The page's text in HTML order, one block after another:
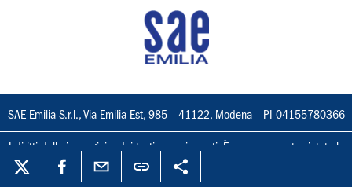
SAE Emilia S.r.l., Via Emilia Est, 985 – 41122, Modena – PI 04155780366
I diritti delle immagini e dei testi sono riservati. È espressamente vietata la
loro riproduzione con qualsiasi mezzo e l'adattamento totale o parziale.